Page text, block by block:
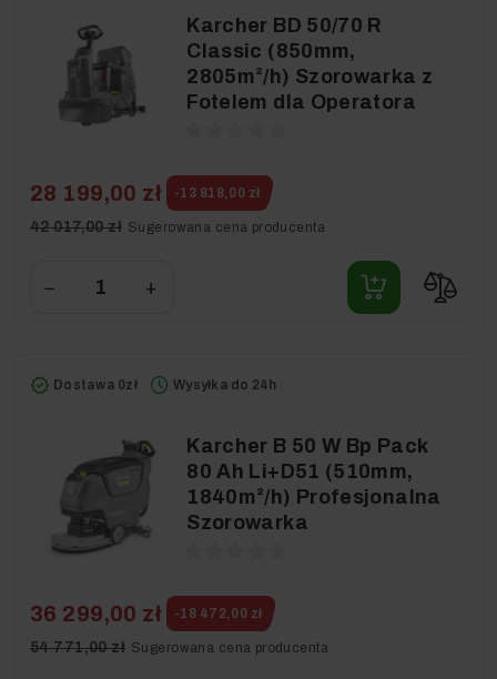
Karcher BD 50/70 R
Classic (850mm,
2805m²/h) Szorowarka z
Fotelem dla Operatora
28 199,00 zł -13 818,00 zł
42 017,00 zł Sugerowana cena producenta
− +
Dostawa 0zł Wysyłka do 24h
Karcher B 50 W Bp Pack
80 Ah Li+D51 (510mm,
1840m²/h) Profesjonalna
Szorowarka
36 299,00 zł -18 472,00 zł
54 771,00 zł Sugerowana cena producenta